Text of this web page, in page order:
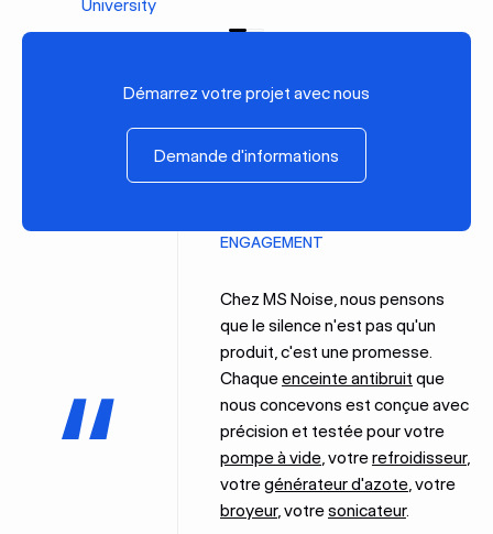
Démarrez votre projet avec nous
Demande d'informations
Demande d'informations
ENGAGEMENT
Chez MS Noise, nous pensons
que le silence n'est pas qu'un
produit, c'est une promesse.
Chaqueenceinte antibruit que
nous concevons est conçue avec
précision et testée pour votre
pompe à vide, votrerefroidisseur,
votregénérateur d'azote, votre
broyeur, votresonicateur.